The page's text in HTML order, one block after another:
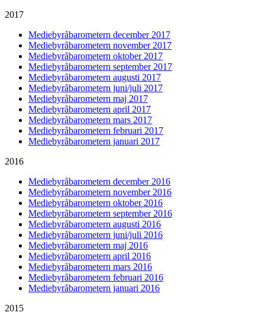
2017
Mediebyråbarometern december 2017
Mediebyråbarometern november 2017
Mediebyråbarometern oktober 2017
Mediebyråbarometern september 2017
Mediebyråbarometern augusti 2017
Mediebyråbarometern juni/juli 2017
Mediebyråbarometern maj 2017
Mediebyråbarometern april 2017
Mediebyråbarometern mars 2017
Mediebyråbarometern februari 2017
Mediebyråbarometern januari 2017
2016
Mediebyråbarometern december 2016
Mediebyråbarometern november 2016
Mediebyråbarometern oktober 2016
Mediebyråbarometern september 2016
Mediebyråbarometern augusti 2016
Mediebyråbarometern juni/juli 2016
Mediebyråbarometern maj 2016
Mediebyråbarometern april 2016
Mediebyråbarometern mars 2016
Mediebyråbarometern februari 2016
Mediebyråbarometern januari 2016
2015